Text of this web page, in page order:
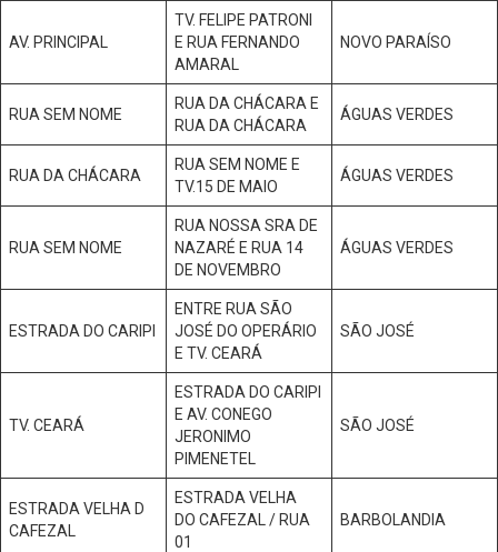
AV. PRINCIPAL
TV. FELIPE PATRONI
E RUA FERNANDO
AMARAL
NOVO PARAÍSO
RUA SEM NOME
RUA DA CHÁCARA E
RUA DA CHÁCARA
ÁGUAS VERDES
RUA DA CHÁCARA
RUA SEM NOME E
TV.15 DE MAIO
ÁGUAS VERDES
RUA SEM NOME
RUA NOSSA SRA DE
NAZARÉ E RUA 14
DE NOVEMBRO
ÁGUAS VERDES
ESTRADA DO CARIPI
ENTRE RUA SÃO
JOSÉ DO OPERÁRIO
E TV. CEARÁ
SÃO JOSÉ
TV. CEARÁ
ESTRADA DO CARIPI
E AV. CONEGO
JERONIMO
PIMENETEL
SÃO JOSÉ
ESTRADA VELHA D
CAFEZAL
ESTRADA VELHA
DO CAFEZAL / RUA
01
BARBOLANDIA